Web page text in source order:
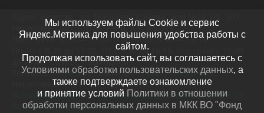
Адрес: Вологда , ул. Маршала Конева, дом №15, оф. 307
Череповец, пр. Строителей, д.6, оф.219
Пон.- четв. 8.30 — 17.30 Пятница: 8.30 — 16.15
Пн-Чт с 8:30 до 17:30, Пт с 8:30 до 16:15, перерыв с 13:00
до 13:45, Сб и Вс – выходной
Телефон:73-74-14(г. Вологда)+7 (921) 135-20-44(г.
Череповец)
Условия обработки персональных данных на сайте МКК
ВО «Фонд поддержки МСП»
Мы используем файлы Cookie и сервис
Яндекс.Метрика для повышения удобства работы с
сайтом.
Продолжая использовать сайт, вы соглашаетесь с
Условиями обработки пользовательских данных, а
также подтверждаете ознакомление
и принятие условий Политики в отношении
обработки персональных данных в МКК ВО "Фонд